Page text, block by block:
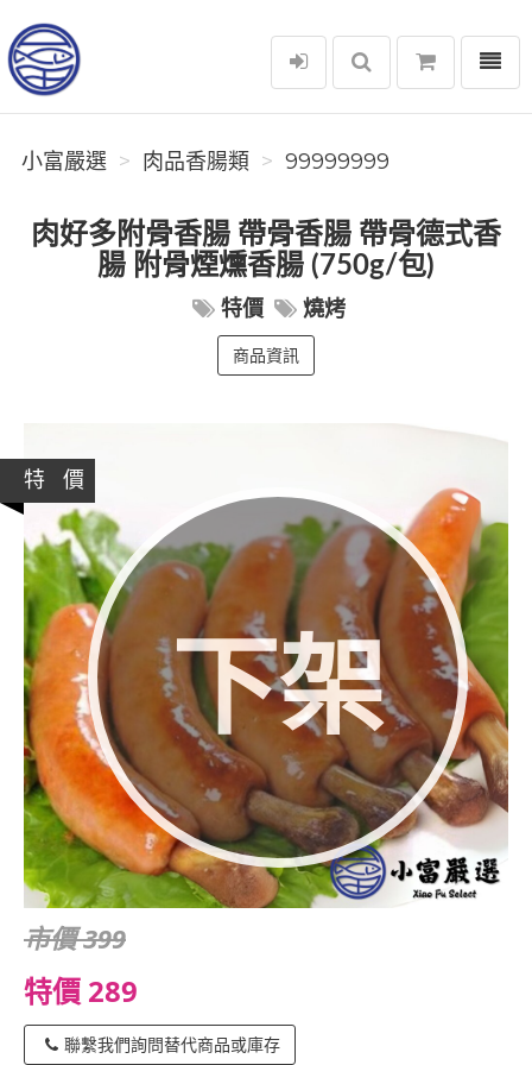
小富嚴選
選單
小富嚴選 肉品香腸類 99999999
肉好多附骨香腸 帶骨香腸 帶骨德式香
腸 附骨煙燻香腸 (750g/包)
特價 燒烤
商品資訊
下架
特 價
市價 399
特價 289
聯繫我們詢問替代商品或庫存